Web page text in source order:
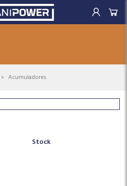
> Acumuladores
Stock